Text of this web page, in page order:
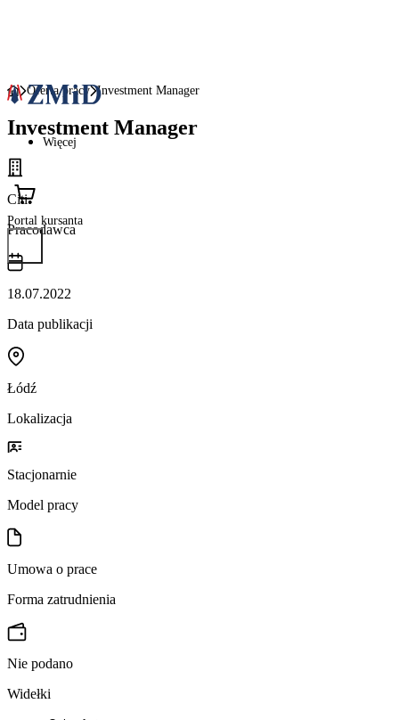
Więcej
Portal kursanta
Oferta pracy Investment Manager
Investment Manager
Citi
Pracodawca
18.07.2022
Data publikacji
Łódź
Lokalizacja
Stacjonarnie
Model pracy
Umowa o prace
Forma zatrudnienia
Nie podano
Widełki